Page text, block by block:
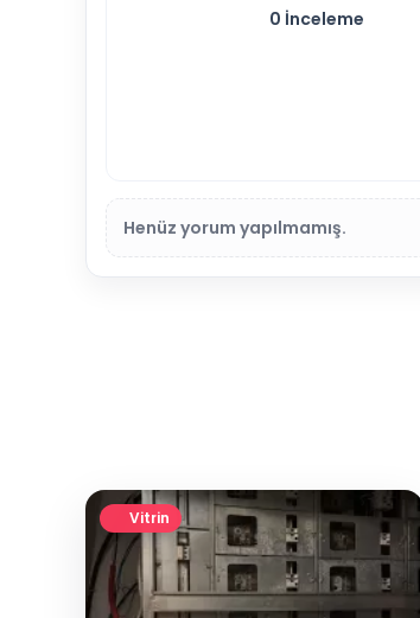
0 İnceleme
Henüz yorum yapılmamış.
Vitrin